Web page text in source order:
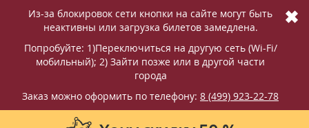
Из-за блокировок сети кнопки на сайте могут быть
неактивны или загрузка билетов замедлена.
Попробуйте: 1)Переключиться на другую сеть (Wi-Fi/
мобильный); 2) Зайти позже или в другой части
города
Заказ можно оформить по телефону: 8 (499) 923-22-78
✖